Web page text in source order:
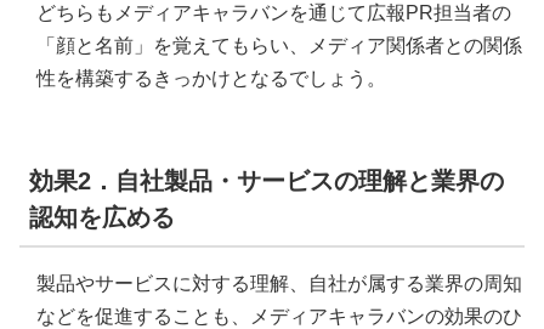
どちらもメディアキャラバンを通じて広報PR担当者の
「顔と名前」を覚えてもらい、メディア関係者との関係
性を構築するきっかけとなるでしょう。
効果2．自社製品・サービスの理解と業界の
認知を広める
製品やサービスに対する理解、自社が属する業界の周知
などを促進することも、メディアキャラバンの効果のひ